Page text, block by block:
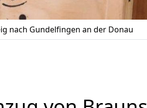
nach Gundelfingen an der Donau